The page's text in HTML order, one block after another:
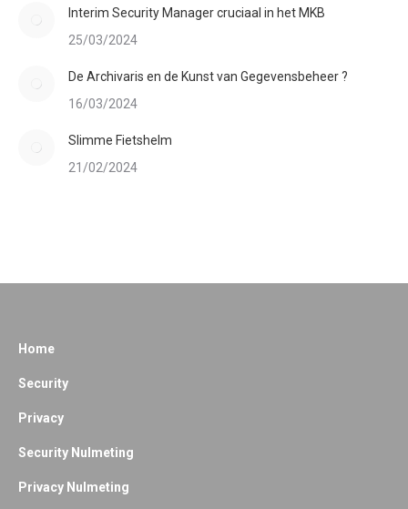
Interim Security Manager cruciaal in het MKB
25/03/2024
De Archivaris en de Kunst van Gegevensbeheer ?
16/03/2024
Slimme Fietshelm
21/02/2024
Home
Security
Privacy
Security Nulmeting
Privacy Nulmeting